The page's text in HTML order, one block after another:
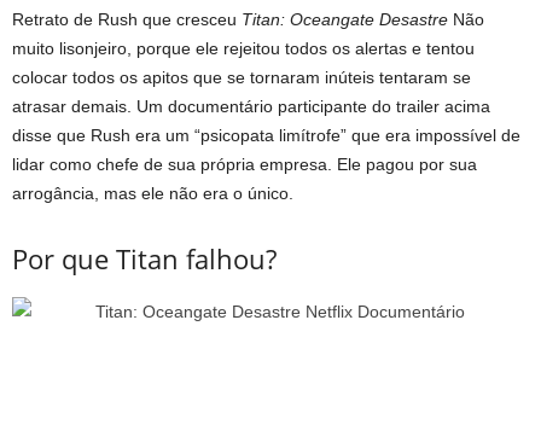
Retrato de Rush que cresceu Titan: Oceangate Desastre Não
muito lisonjeiro, porque ele rejeitou todos os alertas e tentou
colocar todos os apitos que se tornaram inúteis tentaram se
atrasar demais. Um documentário participante do trailer acima
disse que Rush era um “psicopata limítrofe” que era impossível de
lidar como chefe de sua própria empresa. Ele pagou por sua
arrogância, mas ele não era o único.
Por que Titan falhou?